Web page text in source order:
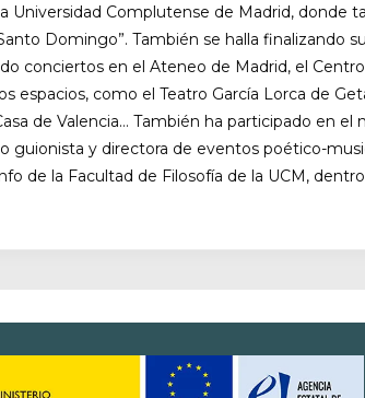
Universidad Complutense de Madrid,
Domingo”. También se halla finalizando
conciertos en el Ateneo de Madrid, el
como el Teatro García Lorca de
de Valencia… También ha participado en
y directora de eventos poético-
de la Facultad de Filosofía de la UCM,